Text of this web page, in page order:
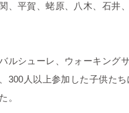
、平賀、蛯原、八木、石井
ルシューレ、ウォーキング
300人以上参加した子供た
。